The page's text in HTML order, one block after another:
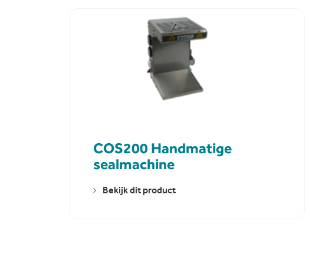
COS200 Handmatige
sealmachine
Bekijk dit product